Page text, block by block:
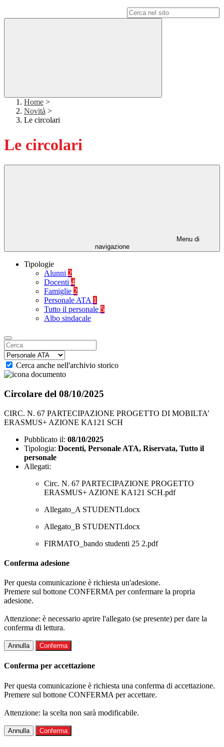
Home >
Novità >
Le circolari
Le circolari
Menu di
navigazione
Tipologie
Alunni 2
Docenti 4
Famiglie 2
Personale ATA 1
Tutto il personale 5
Albo sindacale
Cerca anche nell'archivio storico
Circolare del 08/10/2025
CIRC. N. 67 PARTECIPAZIONE PROGETTO DI MOBILTA’
ERASMUS+ AZIONE KA121 SCH
Pubblicato il: 08/10/2025
Tipologia: Docenti, Personale ATA, Riservata, Tutto il
personale
Allegati:
Circ. N. 67 PARTECIPAZIONE PROGETTO
ERASMUS+ AZIONE KA121 SCH.pdf
Allegato_A STUDENTI.docx
Allegato_B STUDENTI.docx
FIRMATO_bando studenti 25 2.pdf
Conferma adesione
Per questa comunicazione è richiesta un'adesione.
Premere sul bottone CONFERMA per confermare la propria
adesione.
Attenzione: è necessario aprire l'allegato (se presente) per dare la
conferma di lettura.
Annulla Conferma
Conferma per accettazione
Per questa comunicazione è richiesta una conferma di accettazione.
Premere sul bottone CONFERMA per accettare.
Attenzione: la scelta non sarà modificabile.
Annulla Conferma